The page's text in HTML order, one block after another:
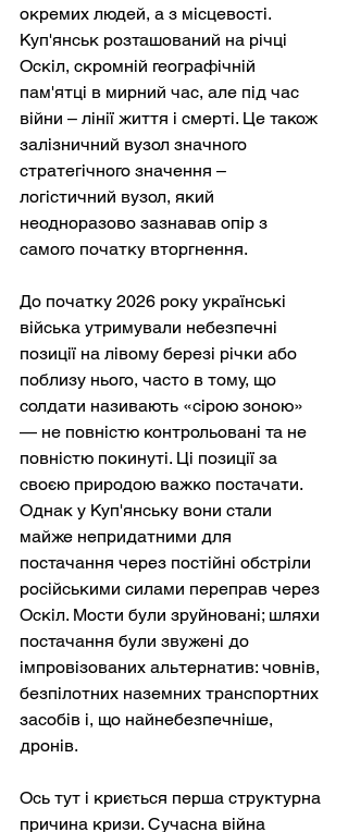
окремих людей, а з місцевості.
Куп'янськ розташований на річці
Оскіл, скромній географічній
пам'ятці в мирний час, але під час
війни – лінії життя і смерті. Це також
залізничний вузол значного
стратегічного значення –
логістичний вузол, який
неодноразово зазнавав опір з
самого початку вторгнення.
До початку 2026 року українські
війська утримували небезпечні
позиції на лівому березі річки або
поблизу нього, часто в тому, що
солдати називають «сірою зоною»
— не повністю контрольовані та не
повністю покинуті. Ці позиції за
своєю природою важко постачати.
Однак у Куп'янську вони стали
майже непридатними для
постачання через постійні обстріли
російськими силами переправ через
Оскіл. Мости були зруйновані; шляхи
постачання були звужені до
імпровізованих альтернатив: човнів,
безпілотних наземних транспортних
засобів і, що найнебезпечніше,
дронів.
Ось тут і криється перша структурна
причина кризи. Сучасна війна